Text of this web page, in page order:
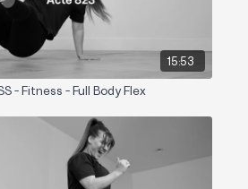
15:53
- Fitness - Full Body Flex